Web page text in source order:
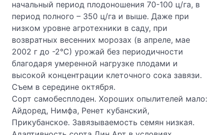
начальный период плодоношения 70-100 ц/га, в
период полного – 350 ц/га и выше. Даже при
низком уровне агротехники в саду, при
возвратных весенних морозах (в апреле, мае
2002 г до -2°С) урожай без периодичности
благодаря умеренной нагрузке плодами и
высокой концентрации клеточного сока завязи.
Съем в середине октября.
Сорт самобесплоден. Хороших опылителей мало:
Айдоред, Нимфа, Ренет кубанский,
Прикубанское. Завязываемость семян низкая.